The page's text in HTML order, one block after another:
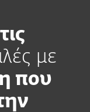
με
που